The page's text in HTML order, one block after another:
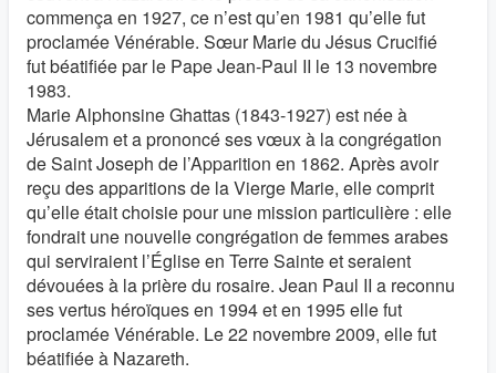
commença en 1927, ce n’est qu’en 1981 qu’elle fut
proclamée Vénérable. Sœur Marie du Jésus Crucifié
fut béatifiée par le Pape Jean-Paul II le 13 novembre
1983.
Marie Alphonsine Ghattas (1843-1927) est née à
Jérusalem et a prononcé ses vœux à la congrégation
de Saint Joseph de l’Apparition en 1862. Après avoir
reçu des apparitions de la Vierge Marie, elle comprit
qu’elle était choisie pour une mission particulière : elle
fondrait une nouvelle congrégation de femmes arabes
qui serviraient l’Église en Terre Sainte et seraient
dévouées à la prière du rosaire. Jean Paul II a reconnu
ses vertus héroïques en 1994 et en 1995 elle fut
proclamée Vénérable. Le 22 novembre 2009, elle fut
béatifiée à Nazareth.